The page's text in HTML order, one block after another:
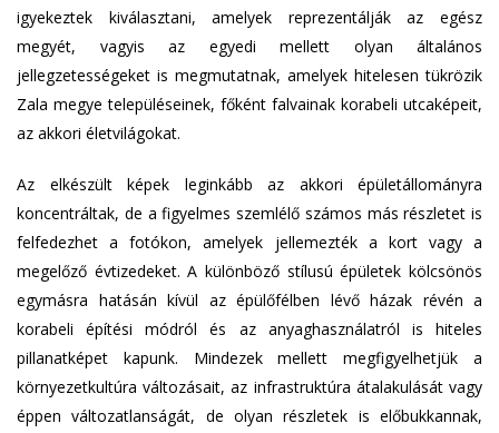
igyekeztek kiválasztani, amelyek reprezentálják az egész
megyét, vagyis az egyedi mellett olyan általános
jellegzetességeket is megmutatnak, amelyek hitelesen tükrözik
Zala megye településeinek, főként falvainak korabeli utcaképeit,
az akkori életvilágokat.
Az elkészült képek leginkább az akkori épületállományra
koncentráltak, de a figyelmes szemlélő számos más részletet is
felfedezhet a fotókon, amelyek jellemezték a kort vagy a
megelőző évtizedeket. A különböző stílusú épületek kölcsönös
egymásra hatásán kívül az épülőfélben lévő házak révén a
korabeli építési módról és az anyaghasználatról is hiteles
pillanatképet kapunk. Mindezek mellett megfigyelhetjük a
környezetkultúra változásait, az infrastruktúra átalakulását vagy
éppen változatlanságát, de olyan részletek is előbukkannak,